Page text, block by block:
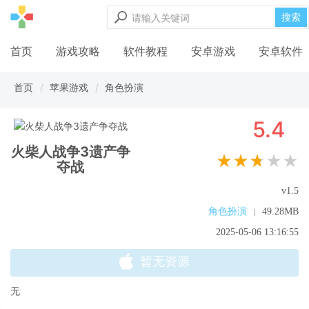
搜索
首页 游戏攻略 软件教程 安卓游戏 安卓软件
首页 苹果游戏 角色扮演
火柴人战争3遗产争
夺战
5.4
★★★★★
v1.5
角色扮演
|
49.28MB
2025-05-06 13:16:55
暂无资源
无